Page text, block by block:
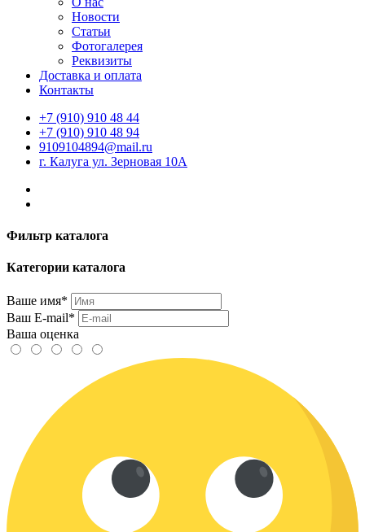
Новости
Статьи
Фотогалерея
Реквизиты
Доставка и оплата
Контакты
+7 (910) 910 48 44
+7 (910) 910 48 94
9109104894@mail.ru
г. Калуга ул. Зерновая 10А
Фильтр каталога
Категории каталога
Ваше имя*
Ваш E-mail*
Ваша оценка